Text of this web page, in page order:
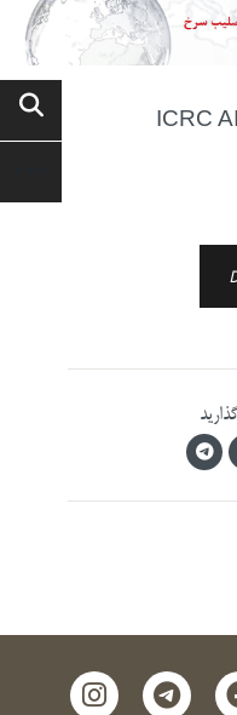
telegram
instagram